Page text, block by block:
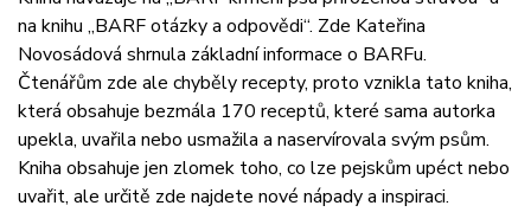
na knihu „BARF otázky a odpovědi“. Zde Kateřina
Novosádová shrnula základní informace o BARFu.
Čtenářům zde ale chyběly recepty, proto vznikla tato kniha,
která obsahuje bezmála 170 receptů, které sama autorka
upekla, uvařila nebo usmažila a naservírovala svým psům.
Kniha obsahuje jen zlomek toho, co lze pejskům upéct nebo
uvařit, ale určitě zde najdete nové nápady a inspiraci.